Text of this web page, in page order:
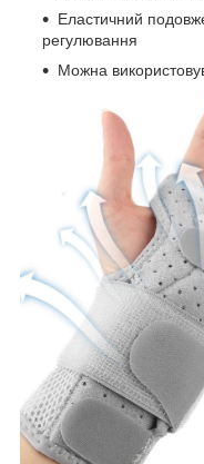
Еластичний
регулювання
Можна